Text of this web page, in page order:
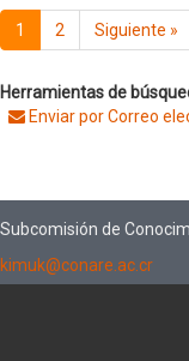
1 2 Siguiente »
Herramientas de
Enviar por Correo
Subcomisión de
kimuk@conare.ac.cr